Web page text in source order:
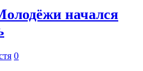
начался
0